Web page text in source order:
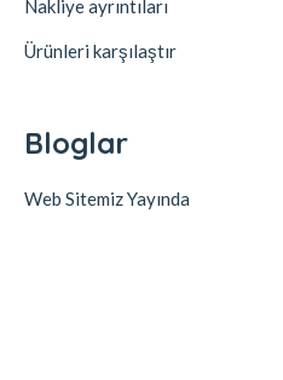
Nakliye ayrıntıları
Ürünleri karşılaştır
Bloglar
Web Sitemiz Yayında